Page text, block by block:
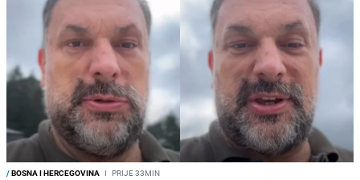
/BOSNA I HERCEGOVINA I PRIJE 33MIN